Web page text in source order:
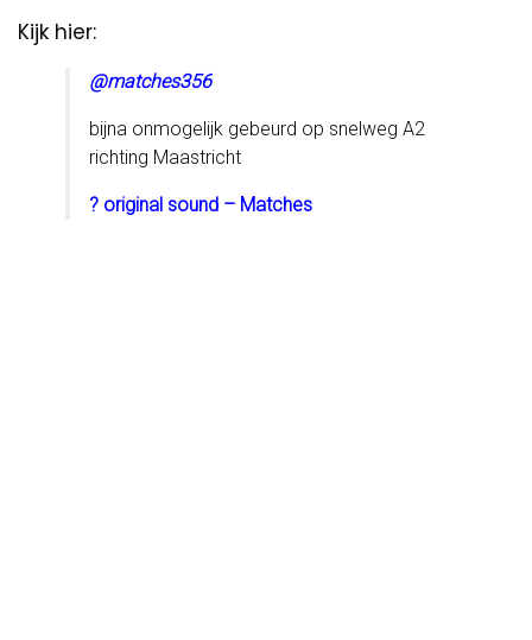
Kijk hier:
@matches356
bijna onmogelijk gebeurd op snelweg A2
richting Maastricht
? original sound – Matches